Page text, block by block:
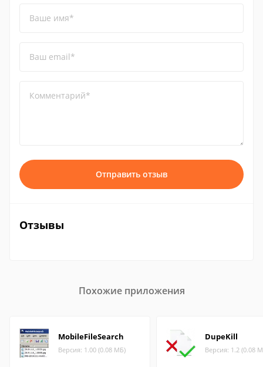
Ваше имя*
Ваш email*
Комментарий*
Отправить отзыв
Отзывы
Похожие приложения
MobileFileSearch
Версия: 1.00 (0.08 МБ)
DupeKill
Версия: 1.2 (0.08